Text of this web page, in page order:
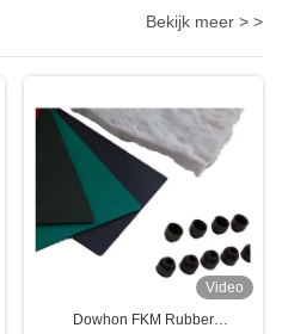
Bekijk meer > >
Video
Dowhon FKM Rubber